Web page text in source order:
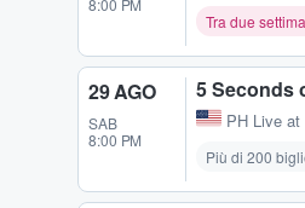
8:00 PM
Tra due
29 AGO
SAB
8:00 PM
5 Seconds
PH Live
Più di 200